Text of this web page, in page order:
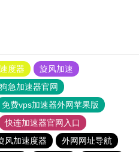
度器
旋风加速
狗急加速器官网
免费vps加速器外网苹果版
快连加速器官网入口
风加速度器
外网网址导航